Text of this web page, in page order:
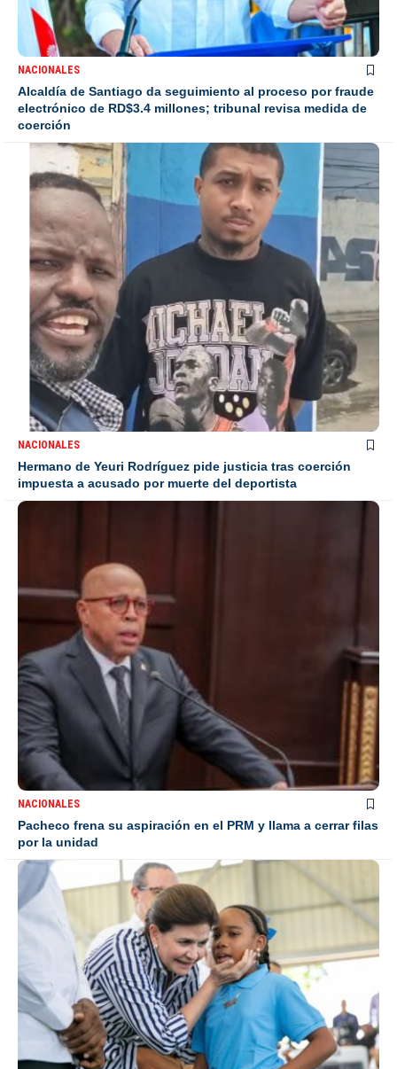
NACIONALES
Alcaldía de Santiago da seguimiento al proceso por fraude
electrónico de RD$3.4 millones; tribunal revisa medida de
coerción
NACIONALES
Hermano de Yeuri Rodríguez pide justicia tras coerción
impuesta a acusado por muerte del deportista
NACIONALES
Pacheco frena su aspiración en el PRM y llama a cerrar filas
por la unidad